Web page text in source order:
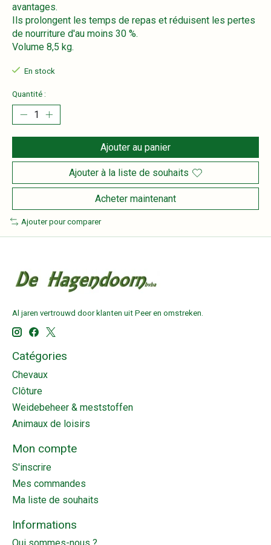
avantages.
Ils prolongent les temps de repas et réduisent les pertes
de nourriture d'au moins 30 %.
Volume 8,5 kg.
En stock
Quantité :
Ajouter au panier
Ajouter à la liste de souhaits
Acheter maintenant
Ajouter pour comparer
Al jaren vertrouwd door klanten uit Peer en omstreken.
Catégories
Chevaux
Clôture
Weidebeheer & meststoffen
Animaux de loisirs
Mon compte
S'inscrire
Mes commandes
Ma liste de souhaits
Informations